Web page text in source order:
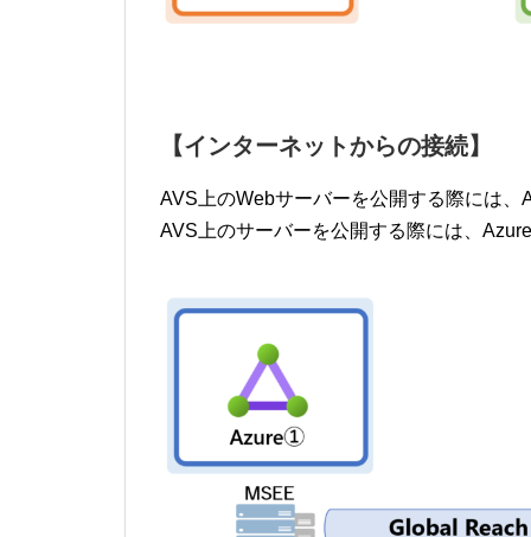
【インターネットからの接続】
AVS上のWebサーバーを公開する際には
AVS上のサーバーを公開する際には、